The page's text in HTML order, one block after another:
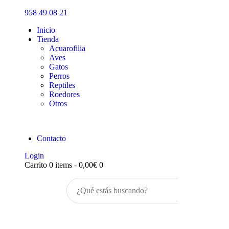
958 49 08 21
Inicio
Tienda
Acuarofilia
Aves
Gatos
Perros
Reptiles
Roedores
Otros
Contacto
Login
Carrito 0 items - 0,00€ 0
Inicio